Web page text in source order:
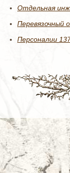
Отдельная
Перевязочный
Персоналии